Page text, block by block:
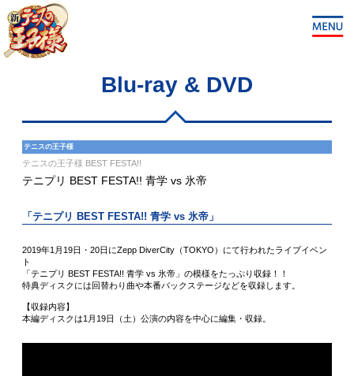
Blu-ray & DVD
テニスの王子様
テニスの王子様 BEST FESTA!!
テニプリ BEST FESTA!! 青学 vs 氷帝
「テニプリ BEST FESTA!! 青学 vs 氷帝」
2019年1月19日・20日にZepp DiverCity（TOKYO）にて行われたライブイベン
ト
「テニプリ BEST FESTA!! 青学 vs 氷帝」の模様をたっぷり収録！！
特典ディスクには回替わり曲や本番バックステージなどを収録します。
【収録内容】
本編ディスクは1月19日（土）公演の内容を中心に編集・収録。